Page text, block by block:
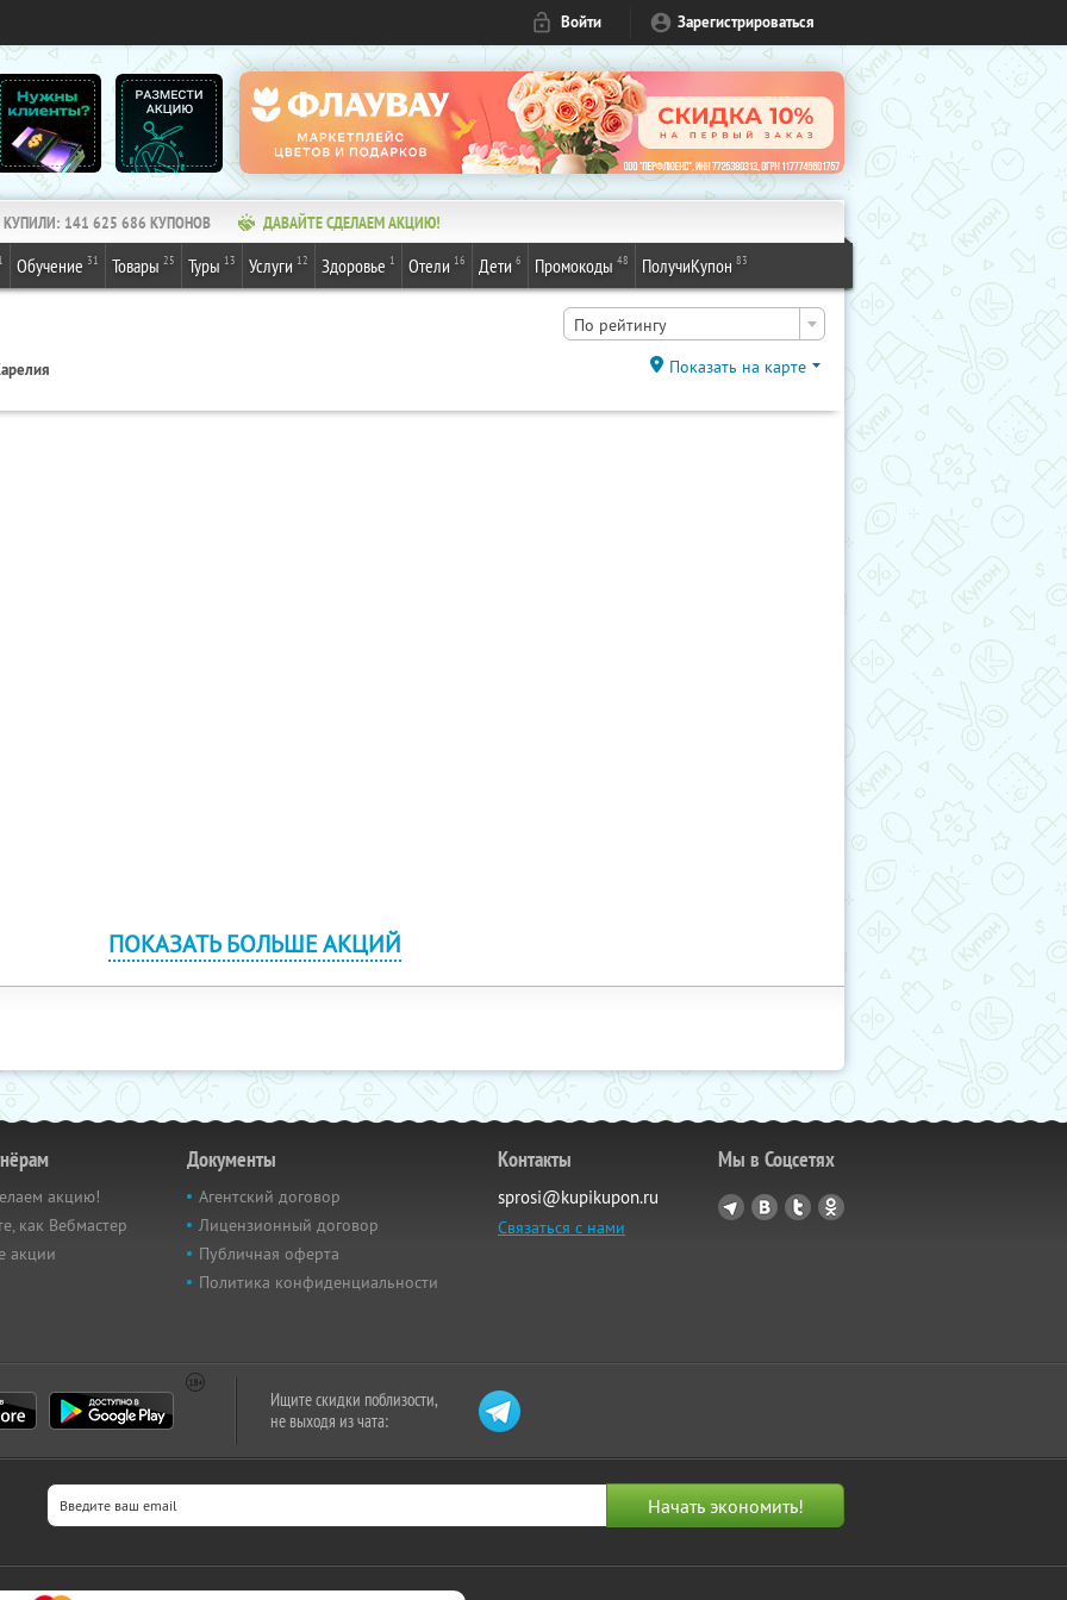
Войти Зарегистрироваться
КУПИЛИ: 141 625 686 КУПОНОВ ДАВАЙТЕ СДЕЛАЕМ АКЦИЮ!
1 Обучение 31 Товары 25 Туры 13 Услуги 12 Здоровье 1 Отели 16 Дети 6 Промокоды 48 ПолучиКупон 83
По рейтингу
Показать на карте
ПОКАЗАТЬ БОЛЬШЕ АКЦИЙ
акцию!
как Вебмастер
акции
Документы
Агентский договор
Лицензионный договор
Публичная оферта
Политика конфиденциальности
Контакты
sprosi@kupikupon.ru
Связаться с нами
Мы в Соцсетях
Ищите скидки поблизости,
не выходя из чата: